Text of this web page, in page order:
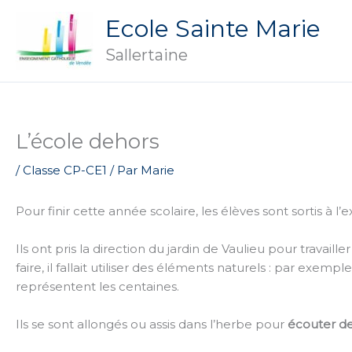
contenu
Ecole Sainte Marie
Sallertaine
L’école dehors
/Classe CP-CE1 / Par Marie
Pour finir cette année scolaire, les élèves sont sortis à
Ils ont pris la direction du jardin de Vaulieu pour
faire, il fallait utiliser des éléments naturels : par
représentent les centaines.
Ils se sont allongés ou assis dans l’herbe pour écouter